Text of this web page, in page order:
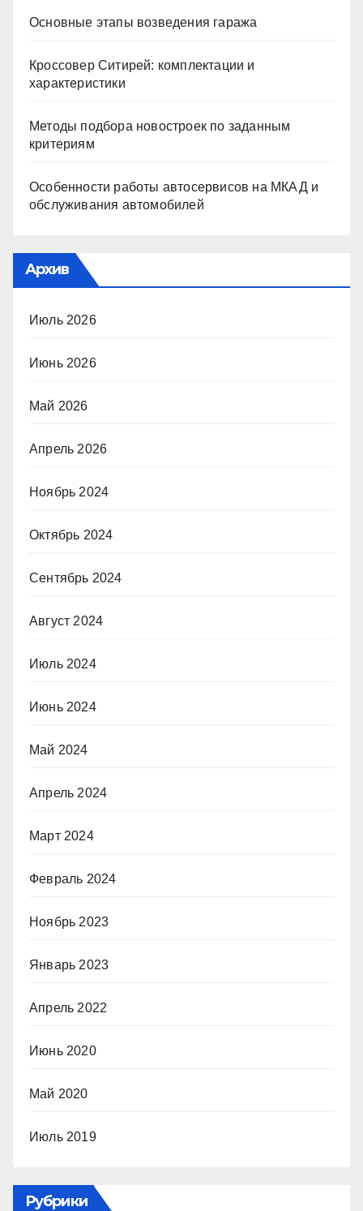
Основные этапы возведения гаража
Кроссовер Ситирей: комплектации и
характеристики
Методы подбора новостроек по заданным
критериям
Особенности работы автосервисов на МКАД и
обслуживания автомобилей
Архив
Июль 2026
Июнь 2026
Май 2026
Апрель 2026
Ноябрь 2024
Октябрь 2024
Сентябрь 2024
Август 2024
Июль 2024
Июнь 2024
Май 2024
Апрель 2024
Март 2024
Февраль 2024
Ноябрь 2023
Январь 2023
Апрель 2022
Июнь 2020
Май 2020
Июль 2019
Рубрики